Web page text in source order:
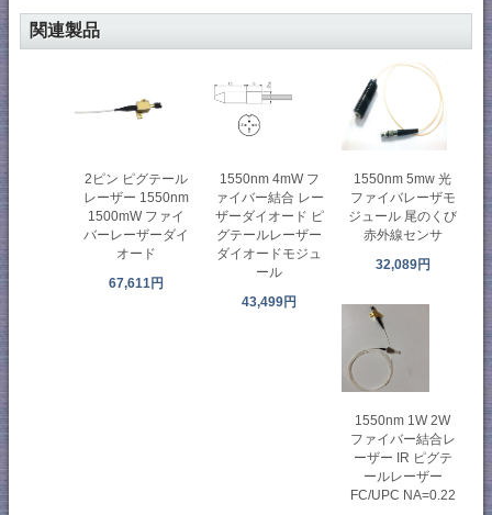
関連製品
2ピン ピグテール
レーザー 1550nm
1500mW ファイ
バーレーザーダイ
オード
67,611円
1550nm 4mW フ
ァイバー結合 レー
ザーダイオード ピ
グテールレーザー
ダイオードモジュ
ール
43,499円
1550nm 5mw 光
ファイバレーザモ
ジュール 尾のくび
赤外線センサ
32,089円
1550nm 1W 2W
ファイバー結合レ
ーザー IR ピグテ
ールレーザー
FC/UPC NA=0.22